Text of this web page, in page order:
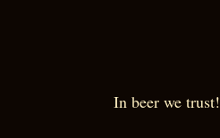
In beer we trust!